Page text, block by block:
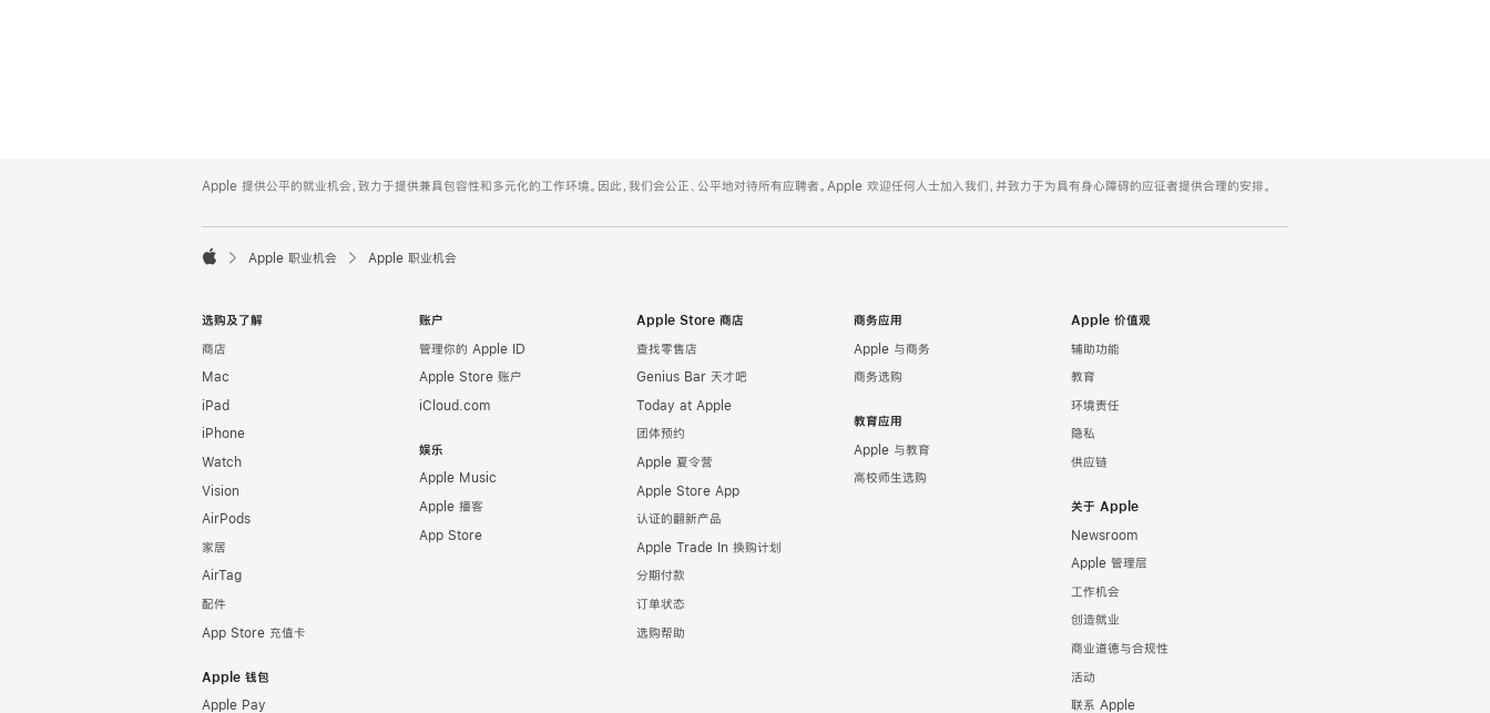
Footer
Apple 提供公平的就业机会，致力于提供兼具包容性和多元化的工作环境。因此，我们会公正、公平地对待所有应聘者。Apple 欢迎任何人士加入我们，并致力于为具有身心障碍的应征者提供合理的安排。

Apple 职业机会 Apple 职业机会
选购及了解
商店
Mac
iPad
iPhone
Watch
Vision
AirPods
家居
AirTag
配件
App Store 充值卡
Apple 钱包
Apple Pay
账户
管理你的 Apple ID
Apple Store 账户
iCloud.com
娱乐
Apple Music
Apple 播客
App Store
Apple Store 商店
查找零售店
Genius Bar 天才吧
Today at Apple
团体预约
Apple 夏令营
Apple Store App
认证的翻新产品
Apple Trade In 换购计划
分期付款
订单状态
选购帮助
商务应用
Apple 与商务
商务选购
教育应用
Apple 与教育
高校师生选购
Apple 价值观
辅助功能
教育
环境责任
隐私
供应链
关于 Apple
Newsroom
Apple 管理层
工作机会
创造就业
商业道德与合规性
活动
联系 Apple